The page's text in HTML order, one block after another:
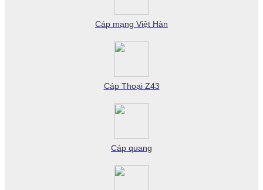
Cáp mạng Việt Hàn
Cáp Thoại Z43
Cáp quang